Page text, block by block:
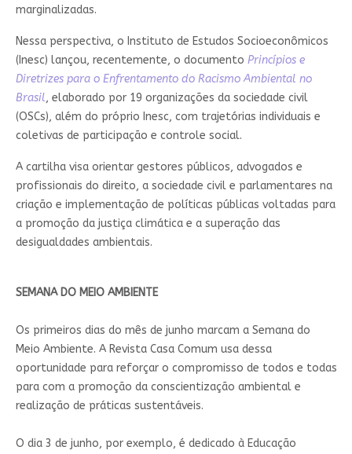
marginalizadas.
Nessa perspectiva, o Instituto de Estudos Socioeconômicos
(Inesc) lançou, recentemente, o documento Princípios e
Diretrizes para o Enfrentamento do Racismo Ambiental no
Brasil, elaborado por 19 organizações da sociedade civil
(OSCs), além do próprio Inesc, com trajetórias individuais e
coletivas de participação e controle social.
A cartilha visa orientar gestores públicos, advogados e
profissionais do direito, a sociedade civil e parlamentares na
criação e implementação de políticas públicas voltadas para
a promoção da justiça climática e a superação das
desigualdades ambientais.
SEMANA DO MEIO AMBIENTE
Os primeiros dias do mês de junho marcam a Semana do
Meio Ambiente. A Revista Casa Comum usa dessa
oportunidade para reforçar o compromisso de todos e todas
para com a promoção da conscientização ambiental e
realização de práticas sustentáveis.
O dia 3 de junho, por exemplo, é dedicado à Educação